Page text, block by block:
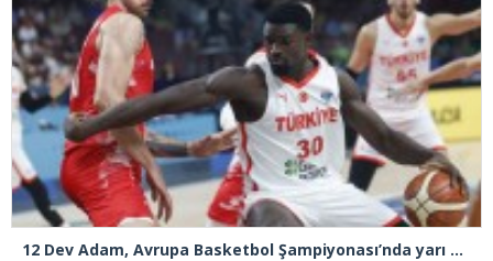
12 Dev Adam, Avrupa Basketbol Şampiyonası’nda yarı finale yükseldi